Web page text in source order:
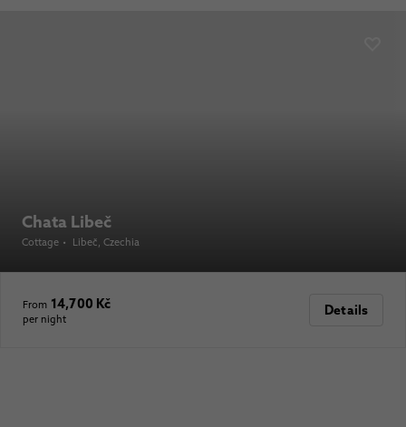
Chata Libeč
Cottage • Libeč, Czechia
From 14,700 Kč
per night
Details